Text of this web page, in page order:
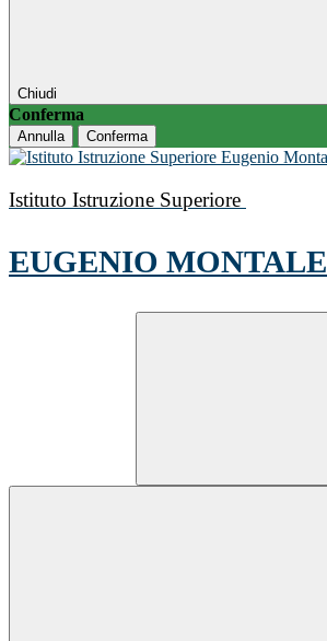
Chiudi
Conferma
Annulla Conferma
Istituto Istruzione Superiore
EUGENIO MONTALE